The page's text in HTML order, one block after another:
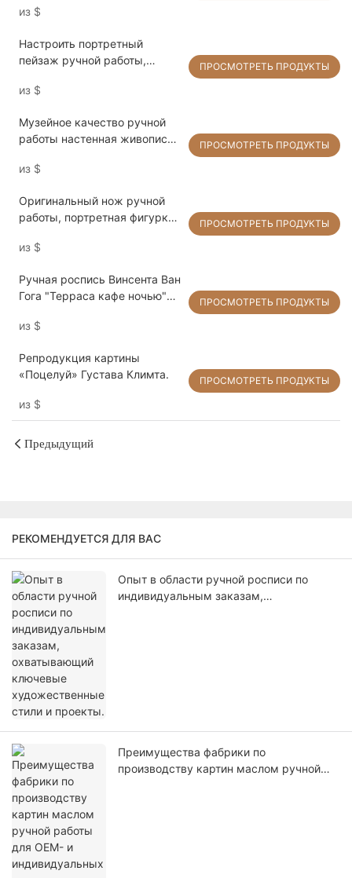
рисунка на бумаге для
из $
Настроить портретный
пейзаж ручной работы,
холсте из фотографии
из $
ПРОСМОТРЕТЬ ПРОДУКТЫ
Музейное качество ручной
работы настенная живопись
из $
ПРОСМОТРЕТЬ ПРОДУКТЫ
Оригинальный нож ручной
работы, портретная фигурка,
настенное искусство для
из $
ПРОСМОТРЕТЬ ПРОДУКТЫ
Ручная роспись Винсента Ван
Гога "Терраса кафе ночью"
ARTLAND
из $
ПРОСМОТРЕТЬ ПРОДУКТЫ
Репродукция картины
«Поцелуй» Густава Климта.
из $
ПРОСМОТРЕТЬ ПРОДУКТЫ
Предыдущий
РЕКОМЕНДУЕТСЯ ДЛЯ ВАС
Опыт в области ручной росписи по
индивидуальным заказам,
Преимущества фабрики по
производству картин маслом ручной